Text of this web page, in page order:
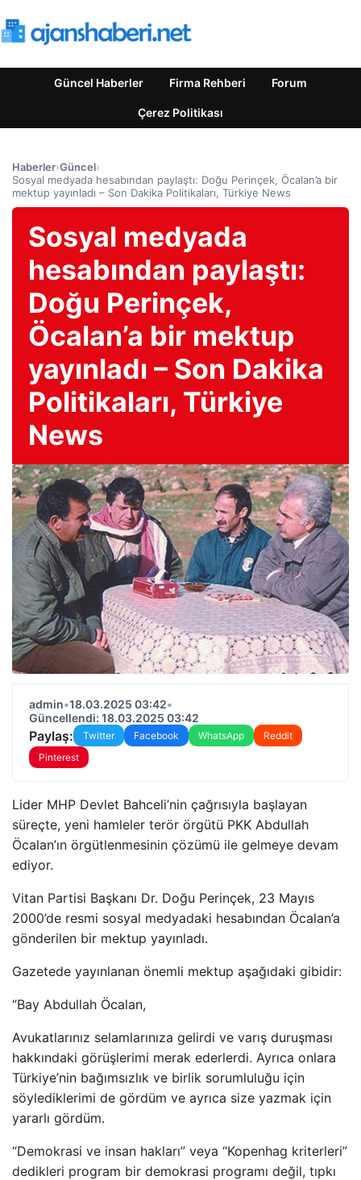
Güncel Haberler Firma Rehberi Forum
Çerez Politikası
Haberler›Güncel›
Sosyal medyada hesabından paylaştı: Doğu Perinçek, Öcalan’a bir
mektup yayınladı – Son Dakika Politikaları, Türkiye News
Sosyal medyada
hesabından paylaştı:
Doğu Perinçek,
Öcalan’a bir mektup
yayınladı – Son Dakika
Politikaları, Türkiye
News
admin•18.03.2025 03:42•
Güncellendi: 18.03.2025 03:42
Paylaş: Twitter Facebook WhatsApp
Reddit
Pinterest
Lider MHP Devlet Bahceli’nin çağrısıyla başlayan
süreçte, yeni hamleler terör örgütü PKK Abdullah
Öcalan’ın örgütlenmesinin çözümü ile gelmeye devam
ediyor.
Vitan Partisi Başkanı Dr. Doğu Perinçek, 23 Mayıs
2000’de resmi sosyal medyadaki hesabından Öcalan’a
gönderilen bir mektup yayınladı.
Gazetede yayınlanan önemli mektup aşağıdaki gibidir:
“Bay Abdullah Öcalan,
Avukatlarınız selamlarınıza gelirdi ve varış duruşması
hakkındaki görüşlerimi merak ederlerdi. Ayrıca onlara
Türkiye’nin bağımsızlık ve birlik sorumluluğu için
söylediklerimi de gördüm ve ayrıca size yazmak için
yararlı gördüm.
“Demokrasi ve insan hakları” veya “Kopenhag kriterleri”
dedikleri program bir demokrasi programı değil, tıpkı